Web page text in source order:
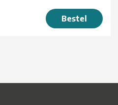
Bestel